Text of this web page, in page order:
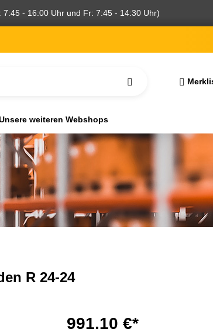
- 16:00 Uhr und Fr: 7:45 - 14:30 Uhr)
weiteren Webshops
R 24-24
991,10 €*